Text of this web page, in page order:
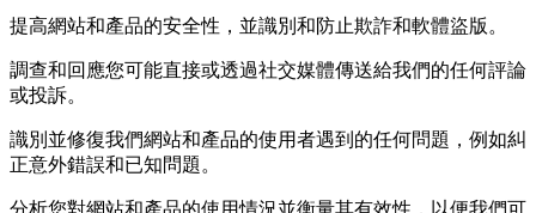
提高網站和產品的安全性，並識別和防止欺詐和軟體盜版。
調查和回應您可能直接或透過社交媒體傳送給我們的任何評論
或投訴。
識別並修復我們網站和產品的使用者遇到的任何問題，例如糾
正意外錯誤和已知問題。